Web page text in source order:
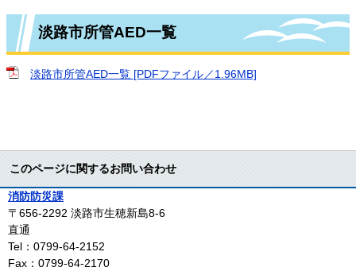
淡路市所管AED一覧
淡路市所管AED一覧 [PDFファイル／1.96MB]
このページに関するお問い合わせ
消防防災課
〒656-2292 淡路市生穂新島8-6
直通
Tel：0799-64-2152
Fax：0799-64-2170